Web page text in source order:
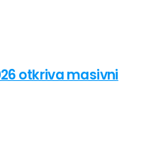
otkriva masivni